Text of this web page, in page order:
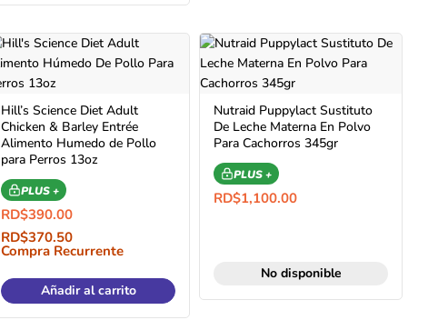
Hill’s Science Diet Adult
Chicken & Barley Entrée
Alimento Humedo de Pollo
para Perros 13oz
PLUS +
RD$390.00
RD$370.50
Compra Recurrente
Añadir al carrito
Nutraid Puppylact Sustituto
De Leche Materna En Polvo
Para Cachorros 345gr
PLUS +
RD$1,100.00
No disponible